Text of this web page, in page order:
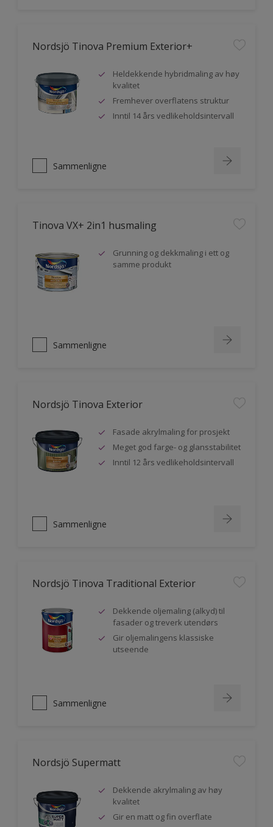
Nordsjö Tinova Premium Exterior+
Heldekkende hybridmaling av høy
kvalitet
Fremhever overflatens struktur
Inntil 14 års vedlikeholdsintervall
Sammenligne
Tinova VX+ 2in1 husmaling
Grunning og dekkmaling i ett og
samme produkt
Sammenligne
Nordsjö Tinova Exterior
Fasade akrylmaling for prosjekt
Meget god farge- og glansstabilitet
Inntil 12 års vedlikeholdsintervall
Sammenligne
Nordsjö Tinova Traditional Exterior
Dekkende oljemaling (alkyd) til
fasader og treverk utendørs
Gir oljemalingens klassiske
utseende
Sammenligne
Nordsjö Supermatt
Dekkende akrylmaling av høy
kvalitet
Gir en matt og fin overflate